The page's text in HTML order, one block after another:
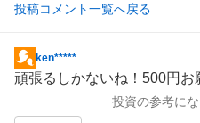
投稿コメント一覧へ戻る
掲
示
ken*****
頑張るしかないね！500円
投資の参考に